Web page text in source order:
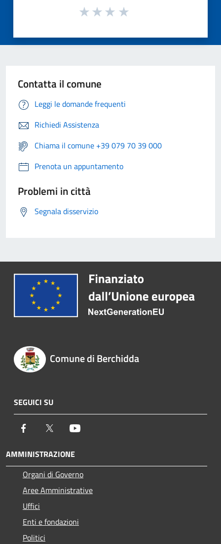
Contatta il comune
Leggi le domande frequenti
Richiedi Assistenza
Chiama il comune +39 079 70 39 000
Prenota un appuntamento
Problemi in città
Segnala disservizio
Comune di Berchidda
SEGUICI SU
Facebook Twitter
AMMINISTRAZIONE
Organi di Governo
Aree Amministrative
Uffici
Enti e fondazioni
Politici